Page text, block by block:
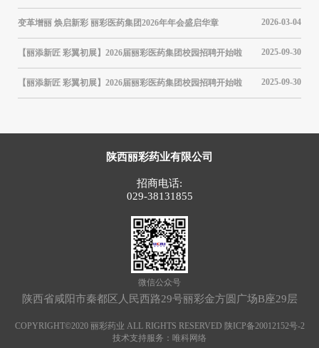
变革增丽 焕启新彩 丽彩医药集团2026年年会盛启华章 2026-03-04
【丽添新匠 彩翼初展】2026届丽彩医药集团校园招聘开始啦 2025-09-30
【丽添新匠 彩翼初展】2026届丽彩医药集团校园招聘开始啦 2025-09-30
陕西丽彩药业有限公司
招商电话:
029-38131855
微信公众号
陕西省咸阳市秦都区人民西路29号丽彩金方圆广场B座29层
COPYRIGHT©2020 丽彩药业 ALL RIGHTS RESERVED 陕ICP备20012152号-2
技术支持服务： 唯科网络